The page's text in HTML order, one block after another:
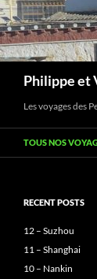
Philippe et
Les voyages des
TOUS NOS
RECENT POSTS
12 – Suzhou
11 – Shanghai
10 – Nankin